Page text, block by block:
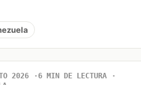
2026
6 MIN DE LECTURA